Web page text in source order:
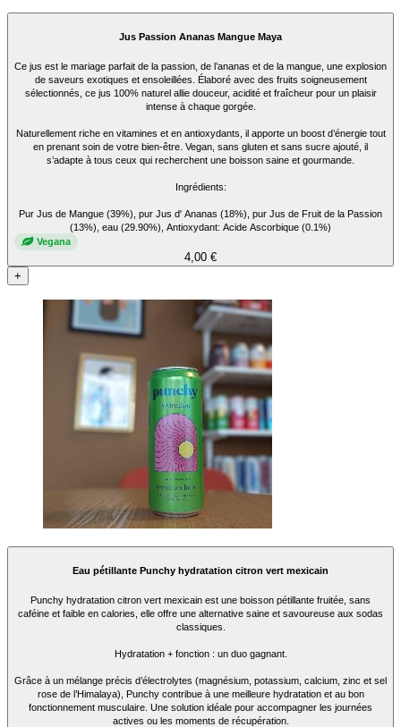
Jus Passion Ananas Mangue Maya
Ce jus est le mariage parfait de la passion, de l’ananas et de la mangue, une explosion
de saveurs exotiques et ensoleillées. Élaboré avec des fruits soigneusement
sélectionnés, ce jus 100% naturel allie douceur, acidité et fraîcheur pour un plaisir
intense à chaque gorgée.
Naturellement riche en vitamines et en antioxydants, il apporte un boost d’énergie tout
en prenant soin de votre bien-être. Vegan, sans gluten et sans sucre ajouté, il
s’adapte à tous ceux qui recherchent une boisson saine et gourmande.
Ingrédients:
Pur Jus de Mangue (39%), pur Jus d' Ananas (18%), pur Jus de Fruit de la Passion
(13%), eau (29.90%), Antioxydant: Acide Ascorbique (0.1%)
Vegana
4,00 €
+
Eau pétillante Punchy hydratation citron vert mexicain
Punchy hydratation citron vert mexicain est une boisson pétillante fruitée, sans
caféine et faible en calories, elle offre une alternative saine et savoureuse aux sodas
classiques.
Hydratation + fonction : un duo gagnant.
Grâce à un mélange précis d’électrolytes (magnésium, potassium, calcium, zinc et sel
rose de l’Himalaya), Punchy contribue à une meilleure hydratation et au bon
fonctionnement musculaire. Une solution idéale pour accompagner les journées
actives ou les moments de récupération.